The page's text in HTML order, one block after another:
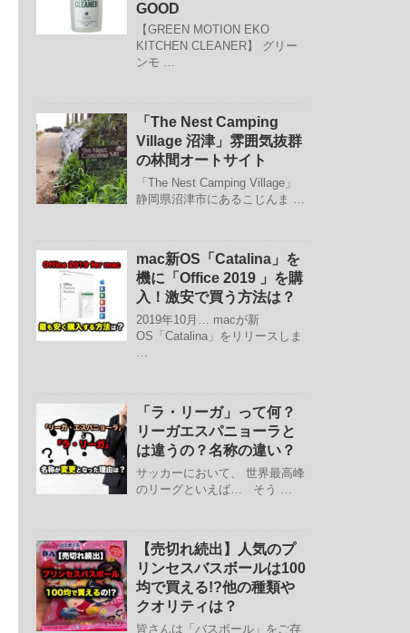
GOOD
【GREEN MOTION EKO
KITCHEN CLEANER】 グリー
ンモ …
「The Nest Camping
Village 沼津」雰囲気抜群
の林間オートサイト
「The Nest Camping Village」
静岡県沼津市にあるこじんま …
mac新OS「Catalina」を
機に「Office 2019 」を購
入！激安で買う方法は？
2019年10月… macが新
OS「Catalina」をリリースしま
…
「ラ・リーガ」って何？
リーガエスパニョーラと
は違うの？名称の違い？
サッカーにおいて、 世界最高峰
のリーグといえば… そう …
【売切れ続出】人気のプ
リンセスバスボールは100
均で買える!?他の種類や
クオリティは？
皆さんは「バスボール」をご存